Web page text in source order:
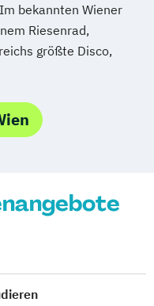
bekannten Wiener
Riesenrad,
größte Disco,